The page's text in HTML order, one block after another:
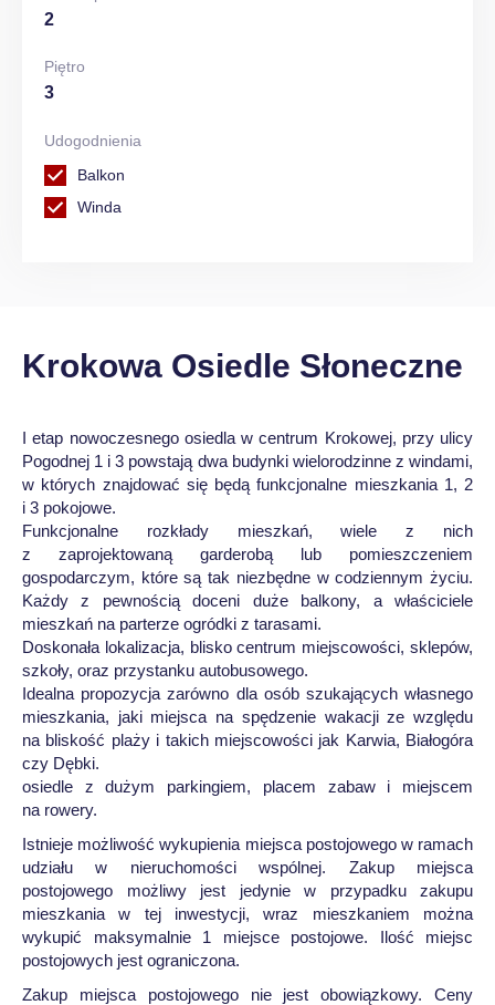
2
Piętro
3
Udogodnienia
Balkon
Winda
Krokowa Osiedle Słoneczne
I etap nowoczesnego osiedla w centrum Krokowej, przy ulicy
Pogodnej 1 i 3 powstają dwa budynki wielorodzinne z windami,
w których znajdować się będą funkcjonalne mieszkania 1, 2
i 3 pokojowe.
Funkcjonalne rozkłady mieszkań, wiele z nich
z zaprojektowaną garderobą lub pomieszczeniem
gospodarczym, które są tak niezbędne w codziennym życiu.
Każdy z pewnością doceni duże balkony, a właściciele
mieszkań na parterze ogródki z tarasami.
Doskonała lokalizacja, blisko centrum miejscowości, sklepów,
szkoły, oraz przystanku autobusowego.
Idealna propozycja zarówno dla osób szukających własnego
mieszkania, jaki miejsca na spędzenie wakacji ze względu
na bliskość plaży i takich miejscowości jak Karwia, Białogóra
czy Dębki.
osiedle z dużym parkingiem, placem zabaw i miejscem
na rowery.
Istnieje możliwość wykupienia miejsca postojowego w ramach
udziału w nieruchomości wspólnej. Zakup miejsca
postojowego możliwy jest jedynie w przypadku zakupu
mieszkania w tej inwestycji, wraz mieszkaniem można
wykupić maksymalnie 1 miejsce postojowe. Ilość miejsc
postojowych jest ograniczona.
Zakup miejsca postojowego nie jest obowiązkowy. Ceny